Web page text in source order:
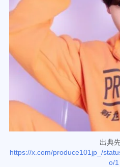
出典
https://x.com/produce101jp_/
o/1